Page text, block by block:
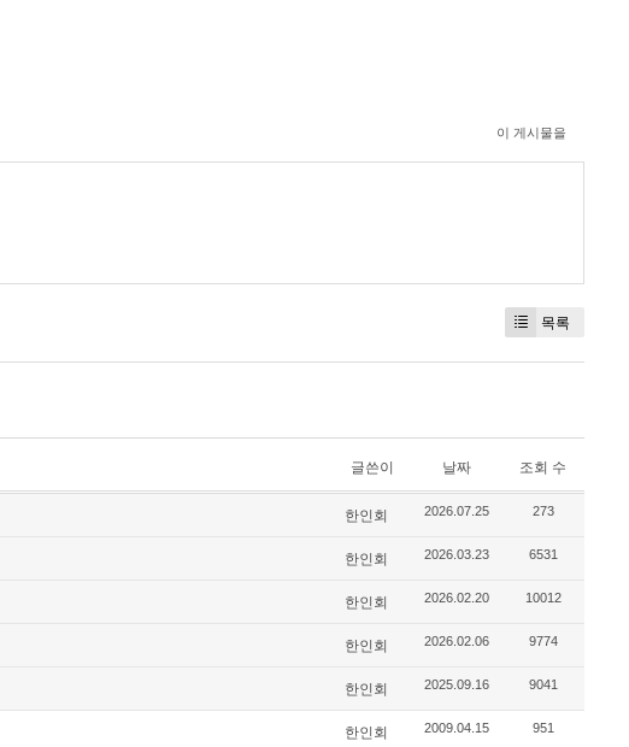
이 게시물을
목록
글쓴이 날짜 조회 수
한인회 2026.07.25 273
한인회 2026.03.23 6531
한인회 2026.02.20 10012
한인회 2026.02.06 9774
한인회 2025.09.16 9041
한인회 2009.04.15 951